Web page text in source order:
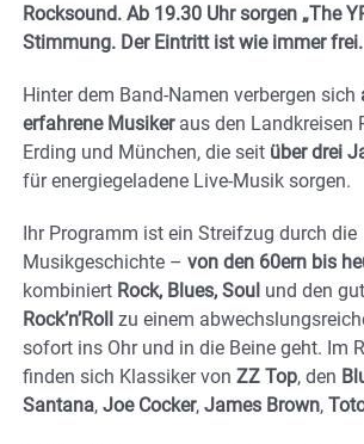
Rocksound. Ab 19.30 Uhr sorgen „The
Stimmung. Der Eintritt ist wie immer frei.
Hinter dem Band-Namen verbergen sich
erfahrene Musikeraus den Landkreisen
Erding und München, die seit über drei
für energiegeladene Live-Musik sorgen.
Ihr Programm ist ein Streifzug durch die
Musikgeschichte – von den 60ern bis
kombiniert Rock, Blues, Soul und den
Rock’n’Roll zu einem
sofort ins Ohr und in die Beine geht. Im
finden sich Klassiker von ZZ Top, den
Santana, Joe Cocker, James Brown,